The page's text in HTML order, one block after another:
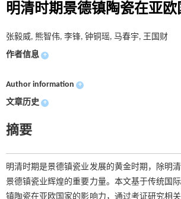
明清时期景德镇陶瓷在亚
张毅威, 熊智伟, 李锋, 钟铜瑶, 马春宇, 王国财
作者信息 +
Author information +
文章历史 +
摘要
明清时期是景德镇瓷业发展的黄金时期，除明
景德镇瓷业辉煌的重要力量。本文基于传统国
镇陶瓷在亚欧国家的影响力，通过考证研究相